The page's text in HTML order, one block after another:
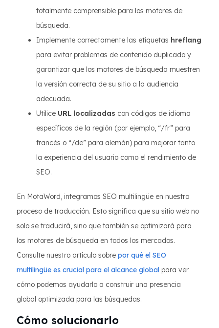
totalmente comprensible para los motores de
búsqueda.
Implemente correctamente las etiquetas hreflang
para evitar problemas de contenido duplicado y
garantizar que los motores de búsqueda muestren
la versión correcta de su sitio a la audiencia
adecuada.
Utilice URL localizadas con códigos de idioma
específicos de la región (por ejemplo, “/fr” para
francés o “/de” para alemán) para mejorar tanto
la experiencia del usuario como el rendimiento de
SEO.
En MotaWord, integramos SEO multilingüe en nuestro
proceso de traducción. Esto significa que su sitio web no
solo se traducirá, sino que también se optimizará para
los motores de búsqueda en todos los mercados.
Consulte nuestro artículo sobre por qué el SEO
multilingüe es crucial para el alcance global para ver
cómo podemos ayudarlo a construir una presencia
global optimizada para las búsquedas.
Cómo solucionarlo